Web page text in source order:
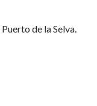
de la Selva.